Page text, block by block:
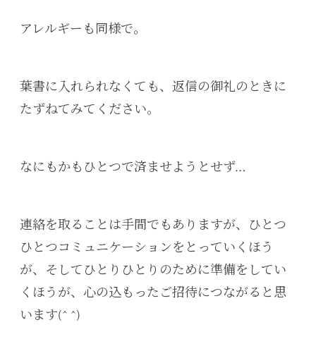
アレルギーも同様で。
葉書に入れられなくても、返信の御礼のときに
たずねてみてください。
なにもかもひとつで済ませようとせず…
連絡を取ることは手間でもありますが、ひとつ
ひとつコミュニケーションをとっていくほう
が、そしてひとりひとりのために準備をしてい
くほうが、心の込もったご招待につながると思
います(^ ^)